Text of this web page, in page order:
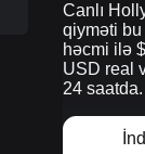
Canlı
qiyməti bu
həcmi ilə
USD real
24 saatda.